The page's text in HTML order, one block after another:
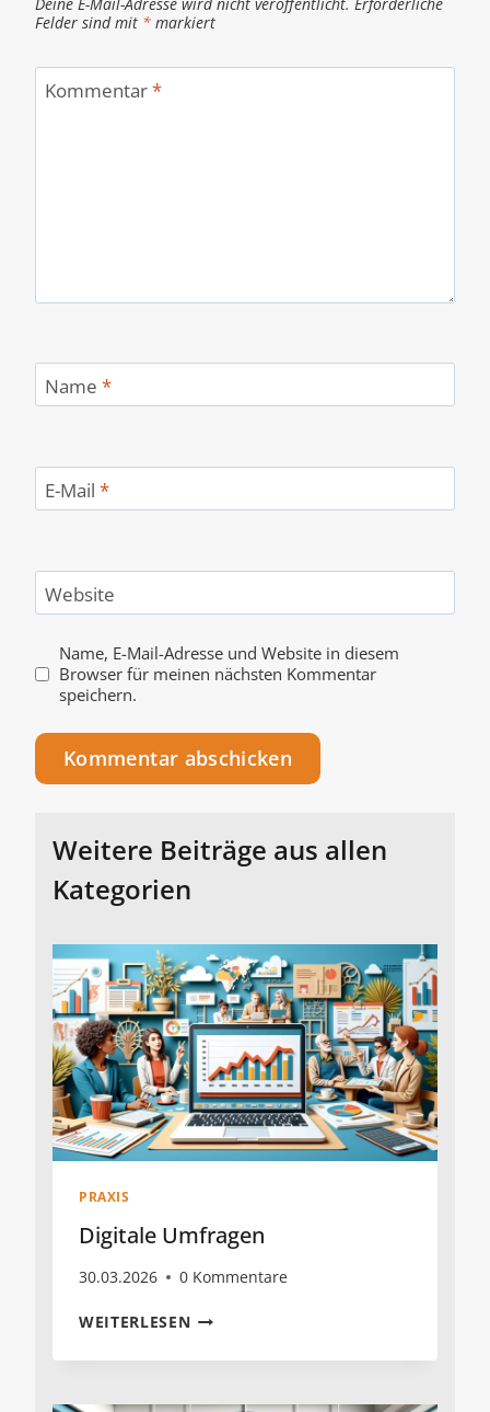
Felder sind mit * markiert
Kommentar*
Name *
E-Mail *
Website
Name, E-Mail-Adresse und Website in diesem
Browser für meinen nächsten Kommentar
speichern.
Weitere Beiträge aus allen
Kategorien
PRAXIS
Digitale Umfragen
30.03.2026 0 Kommentare
WEITERLESENDIGITALE